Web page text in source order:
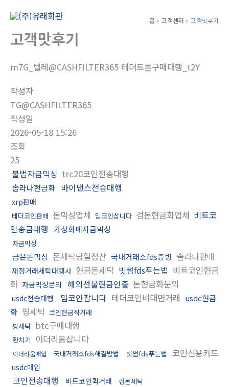
Main
홈 고객센터 고객맛후기
고객맛후기
m7G_텔레@CASHFILTER365 테더트론구매대행_t2Y
작성자
TG@CASHFILTER365
작성일
2026-05-18 15:26
조회
25
불법자금믹싱 trc20코인전송대행
솔라나현금화 바이낸스전송대행
xrp판매
테더코인판매 돈믹싱업체 밈코인삽니다 검돈현금화업체 비트코
인송금대행 가상화폐자금믹싱
자금믹싱
금은돈믹싱 돈세탁당일정산 국내거래소fds증빙 솔라나판매
재정거래세탁대행사 현금돈세탁 빗썸fds푸는법 비트코인현금
화 자금믹싱문의 해외선물현금인출 돈현금화문의
usdc전송대행 밈코인팝니다 테더코인비대면거래 usdc현금
화 핑세탁 코인현금직거래
핑세탁 btc구매대행
환치기 이더리움삽니다
이더리움매입 국내거래소fds해결방법 빗썸fds푸는법 코인신용카드
usdc매입
코인전송대행 비트코인퀵거래 검돈세탁